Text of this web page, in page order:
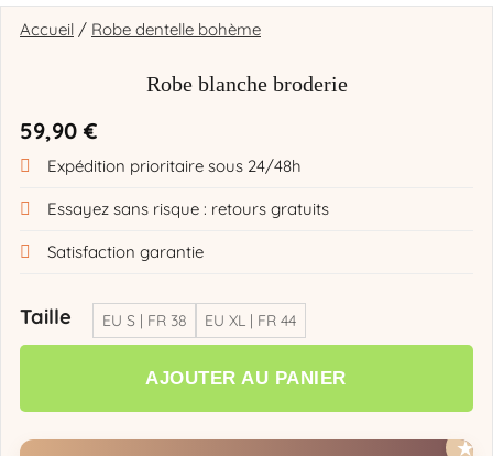
Accueil / Robe dentelle bohème
Robe blanche broderie
59,90 €
Expédition prioritaire sous 24/48h
Essayez sans risque : retours gratuits
Satisfaction garantie
Taille EU S | FR 38 EU XL | FR 44
AJOUTER AU PANIER